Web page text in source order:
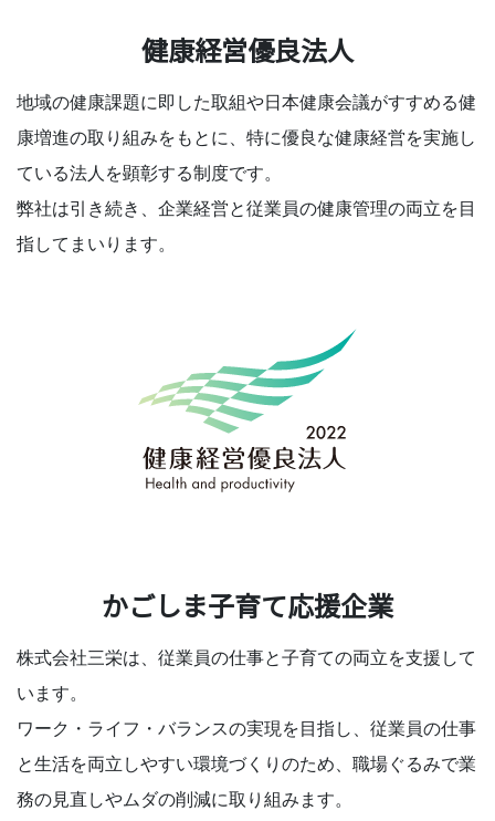
健康経営優良法人
地域の健康課題に即した取組や日本健康会議がすすめる健
康増進の取り組みをもとに、特に優良な健康経営を実施し
ている法人を顕彰する制度です。
弊社は引き続き、企業経営と従業員の健康管理の両立を目
指してまいります。
かごしま子育て応援企業
株式会社三栄は、従業員の仕事と子育ての両立を支援して
います。
ワーク・ライフ・バランスの実現を目指し、従業員の仕事
と生活を両立しやすい環境づくりのため、職場ぐるみで業
務の見直しやムダの削減に取り組みます。